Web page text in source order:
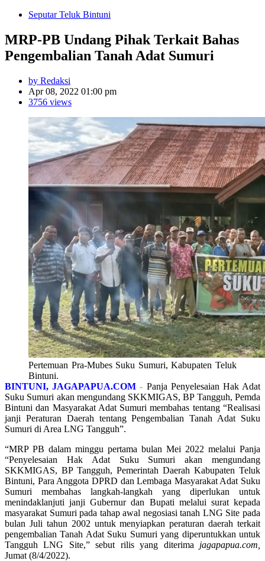
Seputar Teluk Bintuni
MRP-PB Undang Pihak Terkait Bahas
Pengembalian Tanah Adat Sumuri
by Redaksi
Apr 08, 2022 01:00 pm
3756 views
Pertemuan Pra-Mubes Suku Sumuri, Kabupaten Teluk
Bintuni.
BINTUNI, JAGAPAPUA.COM - Panja Penyelesaian Hak Adat
Suku Sumuri akan mengundang SKKMIGAS, BP Tangguh, Pemda
Bintuni dan Masyarakat Adat Sumuri membahas tentang “Realisasi
janji Peraturan Daerah tentang Pengembalian Tanah Adat Suku
Sumuri di Area LNG Tangguh”.
“MRP PB dalam minggu pertama bulan Mei 2022 melalui Panja
“Penyelesaian Hak Adat Suku Sumuri akan mengundang
SKKMIGAS, BP Tangguh, Pemerintah Daerah Kabupaten Teluk
Bintuni, Para Anggota DPRD dan Lembaga Masyarakat Adat Suku
Sumuri membahas langkah-langkah yang diperlukan untuk
menindaklanjuti janji Gubernur dan Bupati melalui surat kepada
masyarakat Sumuri pada tahap awal negosiasi tanah LNG Site pada
bulan Juli tahun 2002 untuk menyiapkan peraturan daerah terkait
pengembalian Tanah Adat Suku Sumuri yang diperuntukkan untuk
Tangguh LNG Site,” sebut rilis yang diterima jagapapua.com,
Jumat (8/4/2022).